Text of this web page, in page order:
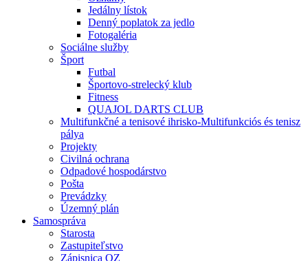
Jedálny lístok
Denný poplatok za jedlo
Fotogaléria
Sociálne služby
Šport
Futbal
Športovo-strelecký klub
Fitness
QUAJOL DARTS CLUB
Multifunkčné a tenisové ihrisko-Multifunkciós és tenisz
pálya
Projekty
Civilná ochrana
Odpadové hospodárstvo
Pošta
Prevádzky
Územný plán
Samospráva
Starosta
Zastupiteľstvo
Zápisnica OZ